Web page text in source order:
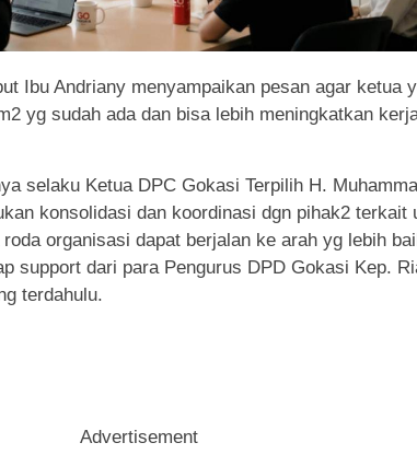
Ibu Andriany menyampaikan pesan agar ketua
yg sudah ada dan bisa lebih meningkatkan
selaku Ketua DPC Gokasi Terpilih H.
konsolidasi dan koordinasi dgn pihak2 terkait
organisasi dapat berjalan ke arah yg lebih
support dari para Pengurus DPD Gokasi Kep.
terdahulu.
Advertisement